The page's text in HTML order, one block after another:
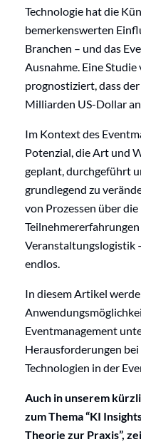
Technologie hat die
bemerkenswerten
Branchen – und das
Ausnahme. Eine Studie
prognostiziert, dass
Milliarden US-Dollar
Im Kontext des
Potenzial, die Art und
geplant, durchgeführt
grundlegend zu
von Prozessen über
Veranstaltungslogistik
endlos.
In diesem Artikel
Eventmanagement
Herausforderungen
Technologien in der
Auch in unserem
zum Thema “KI
Theorie zur Praxis”,